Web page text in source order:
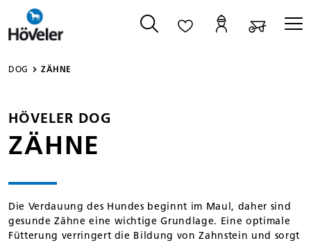
springen
DOG ZÄHNE
HÖVELER DOG
ZÄHNE
Die Verdauung des Hundes beginnt im Maul, daher sind
gesunde Zähne eine wichtige Grundlage. Eine optimale
Fütterung verringert die Bildung von Zahnstein und sorgt